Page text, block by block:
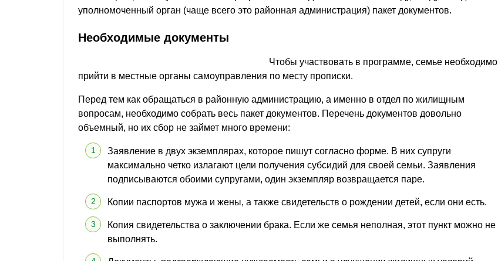
уполномоченный орган (чаще всего это районная администрация) пакет документов.
Необходимые документы
Чтобы участвовать в программе, семье необходимо
прийти в местные органы самоуправления по месту прописки.
Перед тем как обращаться в районную администрацию, а именно в отдел по жилищным
вопросам, необходимо собрать весь пакет документов. Перечень документов довольно
объемный, но их сбор не займет много времени:
Заявление в двух экземплярах, которое пишут согласно форме. В них супруги
максимально четко излагают цели получения субсидий для своей семьи. Заявления
подписываются обоими супругами, один экземпляр возвращается паре.
Копии паспортов мужа и жены, а также свидетельств о рождении детей, если они есть.
Копия свидетельства о заключении брака. Если же семья неполная, этот пункт можно не
выполнять.